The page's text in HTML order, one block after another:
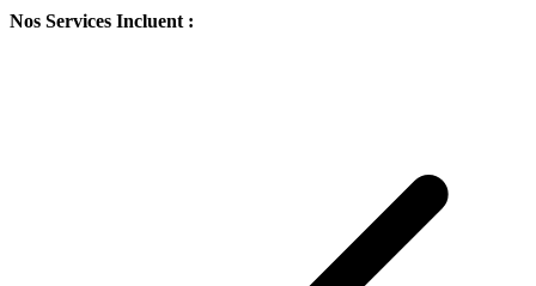
Nos Services Incluent :